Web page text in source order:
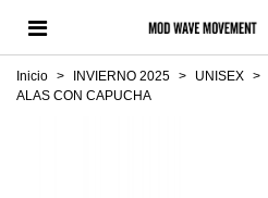
Inicio > INVIERNO 2025 > UNISEX >
ALAS CON CAPUCHA